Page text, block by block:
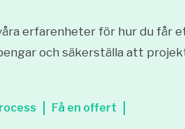
erfarenheter för hur du får
och säkerställa att
Få en offert